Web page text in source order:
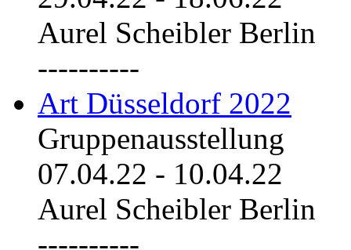
Aurel Scheibler Berlin
----------
Art Düsseldorf 2022
Gruppenausstellung
07.04.22 - 10.04.22
Aurel Scheibler Berlin